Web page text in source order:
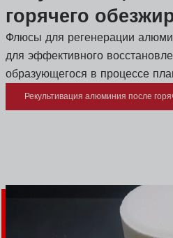
горячего
Флюсы для регенерации
для эффективного
образующегося в процессе
Рекультивация алюминия после